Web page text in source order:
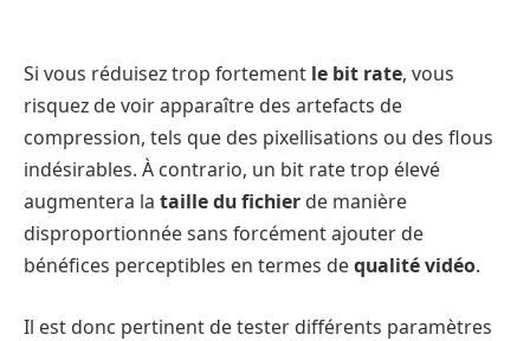
Si vous réduisez trop fortement le bit rate, vous
risquez de voir apparaître des artefacts de
compression, tels que des pixellisations ou des flous
indésirables. À contrario, un bit rate trop élevé
augmentera la taille du fichier de manière
disproportionnée sans forcément ajouter de
bénéfices perceptibles en termes dequalité vidéo.
Il est donc pertinent de tester différents paramètres